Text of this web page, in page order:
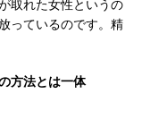
取れた女性というの
っているのです。精
方法とは一体